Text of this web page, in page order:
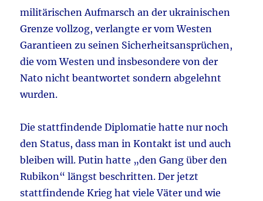
militärischen Aufmarsch an der ukrainischen
Grenze vollzog, verlangte er vom Westen
Garantieen zu seinen Sicherheitsansprüchen,
die vom Westen und insbesondere von der
Nato nicht beantwortet sondern abgelehnt
wurden.
Die stattfindende Diplomatie hatte nur noch
den Status, dass man in Kontakt ist und auch
bleiben will. Putin hatte „den Gang über den
Rubikon“ längst beschritten. Der jetzt
stattfindende Krieg hat viele Väter und wie